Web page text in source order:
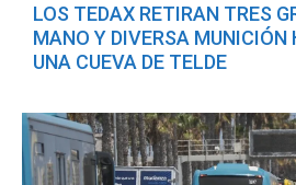
LOS TEDAX RETIRAN TRES
MANO Y DIVERSA MUNICIÓN
UNA CUEVA DE TELDE